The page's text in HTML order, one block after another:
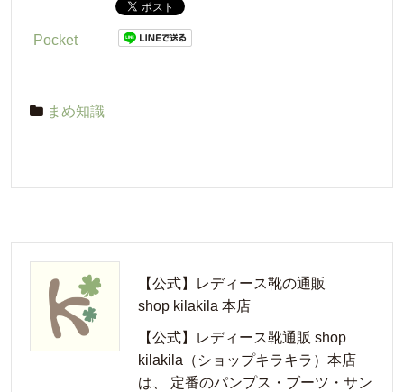
Pocket
まめ知識
【公式】レディース靴の通販
shop kilakila 本店
【公式】レディース靴通販 shop
kilakila（ショップキラキラ）本店
は、 定番のパンプス・ブーツ・サン